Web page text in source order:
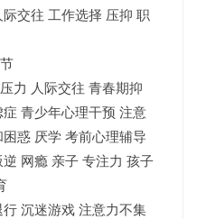
际交往 工作选择 压抑 职
力 人际交往 青春期抑
青少年心理干预 注意
惑 厌学 考前心理辅导
网瘾 亲子 专注力 孩子
行 沉迷游戏 注意力不集